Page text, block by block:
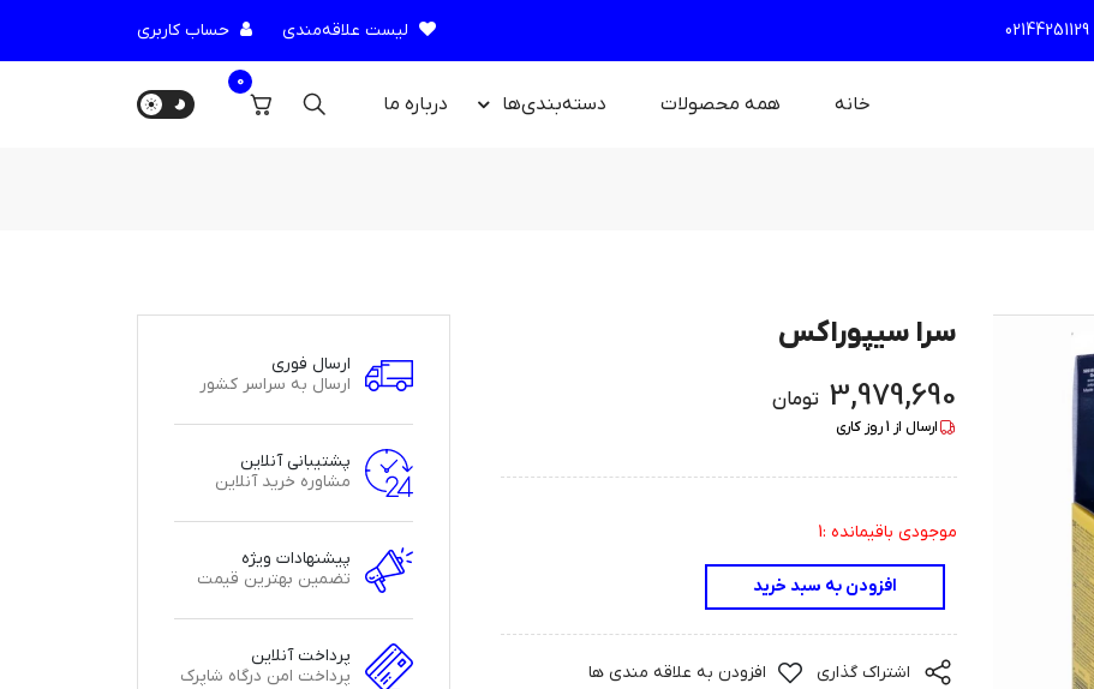
02144251129 لیست علاقه‌مندی حساب کاربری
خانه همه محصولات دسته‌بندی‌ها درباره‌ ما
0
سرا سیپوراکس
3,979,690 تومان
ارسال از 1روز کاری
موجودی باقیمانده :1
افزودن به سبد خرید
اشتراک گذاری افزودن به علاقه مندی ها
ارسال فوری
ارسال به سراسر کشور
پشتیبانی آنلاین
مشاوره خرید آنلاین
پیشنهادات ویژه
تضمین بهترین قیمت
پرداخت آنلاین
پرداخت امن درگاه شاپرک